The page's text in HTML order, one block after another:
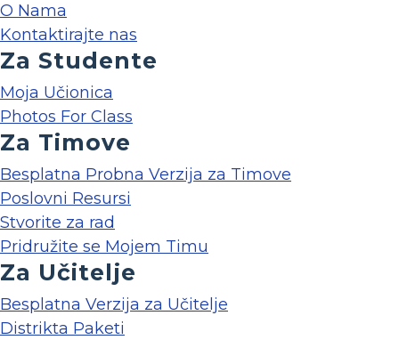
O Nama
Kontaktirajte nas
Za Studente
Moja Učionica
Photos For Class
Za Timove
Besplatna Probna Verzija za Timove
Poslovni Resursi
Stvorite za rad
Pridružite se Mojem Timu
Za Učitelje
Besplatna Verzija za Učitelje
Distrikta Paketi